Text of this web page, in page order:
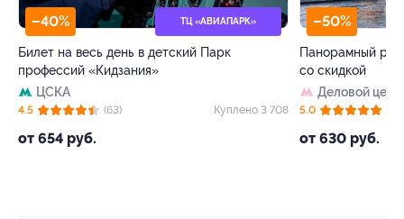
ТЦ «АВИАПАРК»
детский Парк
Куплено 3 708
–50% ЗАПИСАТЬСЯ
Панорамный ресторан на борту
(9) Куплено